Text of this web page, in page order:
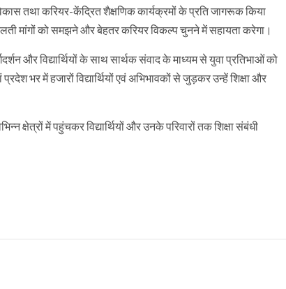
तथा करियर-केंद्रित शैक्षणिक कार्यक्रमों के प्रति जागरूक किया
मांगों को समझने और बेहतर करियर विकल्प चुनने में सहायता करेगा।
और विद्यार्थियों के साथ सार्थक संवाद के माध्यम से युवा प्रतिभाओं को
भर में हजारों विद्यार्थियों एवं अभिभावकों से जुड़कर उन्हें शिक्षा और
क्षेत्रों में पहुंचकर विद्यार्थियों और उनके परिवारों तक शिक्षा संबंधी